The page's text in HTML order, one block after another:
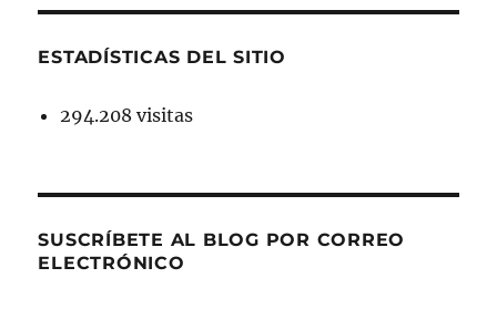
ESTADÍSTICAS DEL SITIO
294.208 visitas
SUSCRÍBETE AL BLOG POR CORREO
ELECTRÓNICO